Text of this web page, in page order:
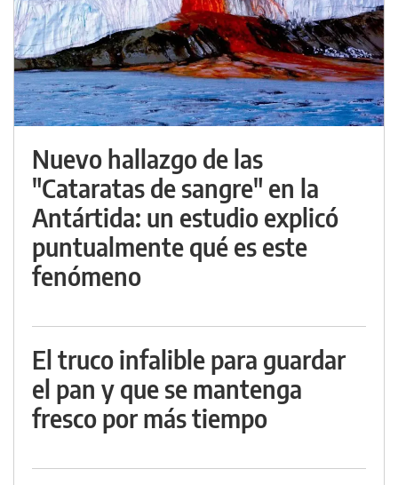
Nuevo hallazgo de las
"Cataratas de sangre" en la
Antártida: un estudio explicó
puntualmente qué es este
fenómeno
El truco infalible para guardar
el pan y que se mantenga
fresco por más tiempo